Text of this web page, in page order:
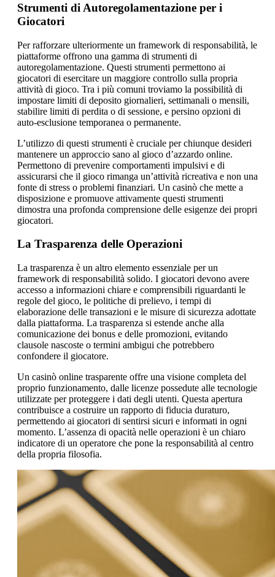
Strumenti di Autoregolamentazione per i
Giocatori
Per rafforzare ulteriormente un framework di responsabilità, le
piattaforme offrono una gamma di strumenti di
autoregolamentazione. Questi strumenti permettono ai
giocatori di esercitare un maggiore controllo sulla propria
attività di gioco. Tra i più comuni troviamo la possibilità di
impostare limiti di deposito giornalieri, settimanali o mensili,
stabilire limiti di perdita o di sessione, e persino opzioni di
auto-esclusione temporanea o permanente.
L’utilizzo di questi strumenti è cruciale per chiunque desideri
mantenere un approccio sano al gioco d’azzardo online.
Permettono di prevenire comportamenti impulsivi e di
assicurarsi che il gioco rimanga un’attività ricreativa e non una
fonte di stress o problemi finanziari. Un casinò che mette a
disposizione e promuove attivamente questi strumenti
dimostra una profonda comprensione delle esigenze dei propri
giocatori.
La Trasparenza delle Operazioni
La trasparenza è un altro elemento essenziale per un
framework di responsabilità solido. I giocatori devono avere
accesso a informazioni chiare e comprensibili riguardanti le
regole del gioco, le politiche di prelievo, i tempi di
elaborazione delle transazioni e le misure di sicurezza adottate
dalla piattaforma. La trasparenza si estende anche alla
comunicazione dei bonus e delle promozioni, evitando
clausole nascoste o termini ambigui che potrebbero
confondere il giocatore.
Un casinò online trasparente offre una visione completa del
proprio funzionamento, dalle licenze possedute alle tecnologie
utilizzate per proteggere i dati degli utenti. Questa apertura
contribuisce a costruire un rapporto di fiducia duraturo,
permettendo ai giocatori di sentirsi sicuri e informati in ogni
momento. L’assenza di opacità nelle operazioni è un chiaro
indicatore di un operatore che pone la responsabilità al centro
della propria filosofia.